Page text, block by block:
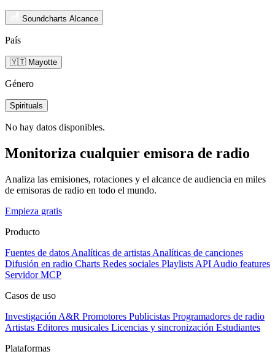
Soundcharts Alcance
País
🇾🇹 Mayotte
Género
Spirituals
No hay datos disponibles.
Monitoriza cualquier emisora de radio
Analiza las emisiones, rotaciones y el alcance de audiencia en miles
de emisoras de radio en todo el mundo.
Empieza gratis
Producto
Fuentes de datos Analíticas de artistas Analíticas de canciones
Difusión en radio Charts Redes sociales Playlists API Audio features
Servidor MCP
Casos de uso
Investigación A&R Promotores Publicistas Programadores de radio
Artistas Editores musicales Licencias y sincronización Estudiantes
Plataformas